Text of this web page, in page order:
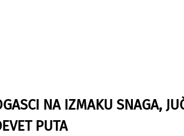
NA IZMAKU SNAGA,
PUTA